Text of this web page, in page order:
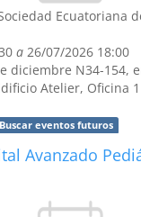
Ecuatoriana
a 26/07/2026 18:00
diciembre N34-154,
Atelier, Oficina 1
Buscar eventos futuros
Avanzado